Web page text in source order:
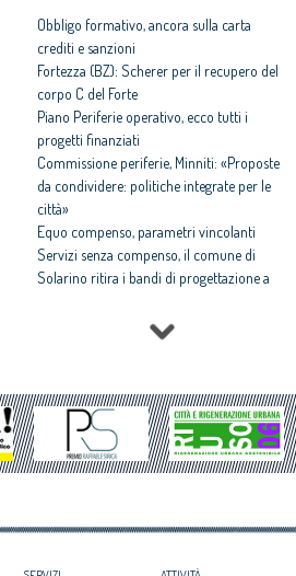
Obbligo formativo, ancora sulla carta
crediti e sanzioni
Fortezza (BZ): Scherer per il recupero del
corpo C del Forte
Piano Periferie operativo, ecco tutti i
progetti finanziati
Commissione periferie, Minniti: «Proposte
da condividere: politiche integrate per le
città»
Equo compenso, parametri vincolanti
Servizi senza compenso, il comune di
Solarino ritira i bandi di progettazione a
All'architettura rispettosa dello studio
caravatti_caravatti il Premio architetto
Assegnati premi Architetto italiano e
Giovane talento 2017
Equo compenso, il CNAPPC ricorre alla
Corte Europea dei Diritti dell’Uomo